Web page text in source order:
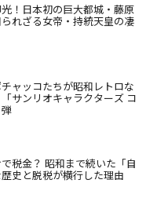
！日本初の巨大都城・藤原
れざる女帝・持統天皇の凄
ャッコたちが昭和レトロな
サンリオキャラクターズ コ
税金？ 昭和まで続いた「自
史と脱税が横行した理由